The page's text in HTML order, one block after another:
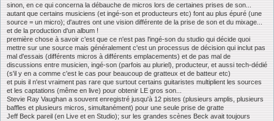
sinon, en ce qui concerna la débauche de micros lors de certaines prises de son...
autant que certains musiciens (et ingé-son et producteurs etc) font au plus épuré (une
source = un micro); d'autres ont une vision différente de la prise de son et du mixage...
et de la production d'un album !
première chose à savoir c'est que ce n'est pas l'ingé-son du studio qui décide quoi
mettre sur une source mais généralement c'est un processus de décision qui inclut pas
mal d'essais (différents micros à différents emplacements) et de pas mal de
discussions entre musicien, ingé-son (parfois au pluriel), producteur, et aussi tech-dédié
(s'il y en a comme c'est le cas pour beaucoup de gratteux et de batteur etc)
et puis il n'est vraiment pas rare que surtout certains guitaristes multiplient les sources
et les captations (même en live) pour obtenir LE gros son...
Stevie Ray Vaughan a souvent enregistré jusqu'à 12 pistes (plusieurs amplis, plusieurs
baffles et plusieurs micros, simultanément) pour une seule prise de gratte
Jeff Beck pareil (en Live et en Studio); sur les grandes scènes Beck avait toujours